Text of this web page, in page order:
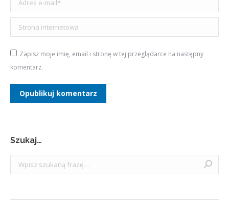
Strona internetowa
Zapisz moje imię, email i stronę w tej przeglądarce na następny
komentarz.
Opublikuj komentarz
Szukaj…